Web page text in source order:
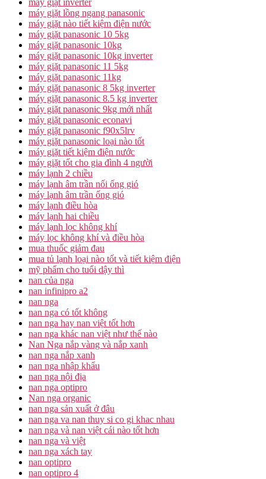
máy giặt lồng ngang panasonic
máy giặt nào tiết kiệm điện nước
máy giặt panasonic 10 5kg
máy giặt panasonic 10kg
máy giặt panasonic 10kg inverter
máy giặt panasonic 11 5kg
máy giặt panasonic 11kg
máy giặt panasonic 8 5kg inverter
máy giặt panasonic 8.5 kg inverter
máy giặt panasonic 9kg mới nhất
máy giặt panasonic econavi
máy giặt panasonic f90x5lrv
máy giặt panasonic loại nào tốt
máy giặt tiết kiệm điện nước
máy giặt tốt cho gia đình 4 người
máy lạnh 2 chiều
máy lạnh âm trần nối ống gió
máy lạnh âm trần ống gió
máy lạnh điều hòa
máy lạnh hai chiều
máy lạnh lọc không khí
máy lọc không khí và điều hòa
mua thuốc giảm đau
mua tủ lạnh loại nào tốt và tiết kiệm điện
mỹ phẩm cho tuổi dậy thì
nan của nga
nan infinipro a2
nan nga
nan nga có tốt không
nan nga hay nan việt tốt hơn
nan nga khác nan việt như thế nào
Nan Nga nắp vàng và nắp xanh
nan nga nắp xanh
nan nga nhập khẩu
nan nga nội địa
nan nga optipro
Nan nga organic
nan nga sản xuất ở đâu
nan nga va nan thuy si co gi khac nhau
nan nga và nan việt cái nào tốt hơn
nan nga và việt
nan nga xách tay
nan optipro
nan optipro 4